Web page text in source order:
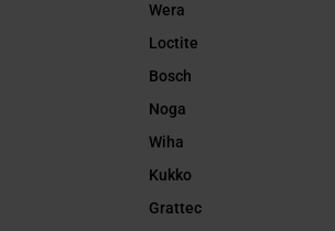
Wera
Loctite
Bosch
Noga
Wiha
Kukko
Grattec